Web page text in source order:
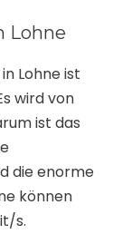
Lohne
Lohne ist
wird von
ist das
die enorme
können
s.